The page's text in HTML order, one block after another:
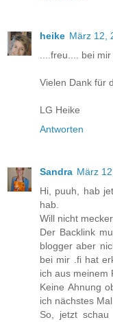
heike März 12,
....freu.... bei
Vielen Dank für
LG Heike
Antworten
Sandra März
Hi, puuh, hab
hab.
Will nicht
Der Backlink
blogger aber
bei mir .fi hat
ich aus meinem
Keine Ahnung
ich nächstes
So, jetzt